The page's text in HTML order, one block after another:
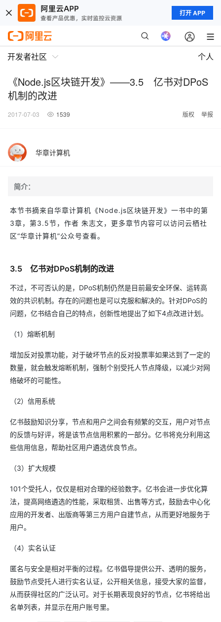
打开 APP
开发者社区 个人
《Node.js区块链开发》——3.5 亿书对DPoS
机制的改进
2017-07-03 1539 版权 举报
华章计算机
简介：
本节书摘来自华章计算机《Node.js区块链开发》一书中的第
3章，第3.5节，作者 朱志文，更多章节内容可以访问云栖社
区“华章计算机”公众号查看。
3.5 亿书对DPoS机制的改进
不过，不可否认的是，DPoS机制仍然是目前最安全环保、运转高
效的共识机制。存在的问题也是可以克服和解决的。针对DPoS的
问题，亿书结合自己的特点，创新性地提出了如下4点改进计划。
（1）熔断机制
增加反对投票功能，对于破坏节点的反对投票率如果达到了一定的
数量，就会触发熔断机制，强制个别受托人节点降级，以减少对网
络破坏的可能性。
（2）信用系统
亿书鼓励知识分享，节点和用户之间会有频繁的交互，用户对节点
的反馈与好评，将是该节点信用积累的一部分。亿书将充分利用这
些信用信息，帮助社区用户遴选优良节点。
（3）扩大规模
101个受托人，仅仅是相对合理的经验数字。亿书会进一步优化算
法，提高网络遴选的性能，采取租赁、出售等方式，鼓励去中心化
应用的开发者、出版商等第三方用户自建节点，从而更好地服务于
用户。
（4）实名认证
匿名与安全是相对平衡的过程。亿书倡导提供公开、透明的服务，
鼓励节点受托人进行实名认证，公开相关信息，接受大家的监督，
从而获得社区的广泛认可。对于长期表现良好的节点，亿书将给出
名单列表，并显示在用户账号里。